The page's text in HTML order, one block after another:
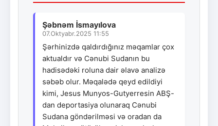
Şəbnəm İsmayılova
07.Oktyabr.2025 11:55
Şərhinizdə qaldırdığınız məqamlar çox
aktualdır və Cənubi Sudanın bu
hadisədəki roluna dair əlavə analizə
səbəb olur. Məqalədə qeyd edildiyi
kimi, Jesus Munyos-Gutyerresin ABŞ-
dan deportasiya olunaraq Cənubi
Sudana göndərilməsi və oradan da